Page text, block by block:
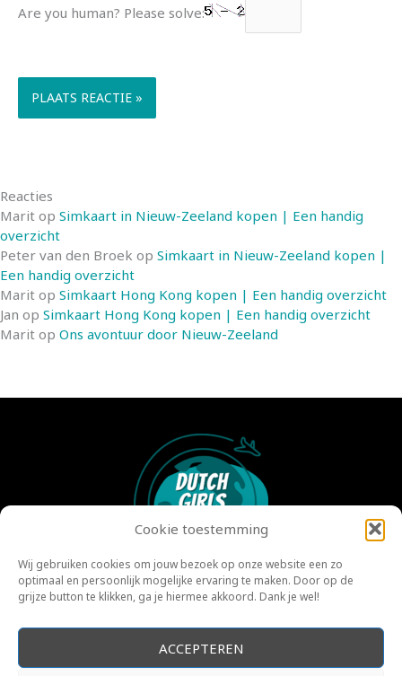
Cookie toestemming
Wij gebruiken cookies om jouw bezoek op onze website een zo
optimaal en persoonlijk mogelijke ervaring te maken. Door op de
grijze button te klikken, ga je hiermee akkoord. Dank je wel!
ACCEPTEREN
Are you human? Please solve:
Reacties
Marit op Simkaart in Nieuw-Zeeland kopen | Een handig
overzicht
Peter van den Broek op Simkaart in Nieuw-Zeeland kopen |
Een handig overzicht
Marit op Simkaart Hong Kong kopen | Een handig overzicht
Jan op Simkaart Hong Kong kopen | Een handig overzicht
Marit op Ons avontuur door Nieuw-Zeeland
©2022 | Dutch Girls Travel | Lisanne en Marit